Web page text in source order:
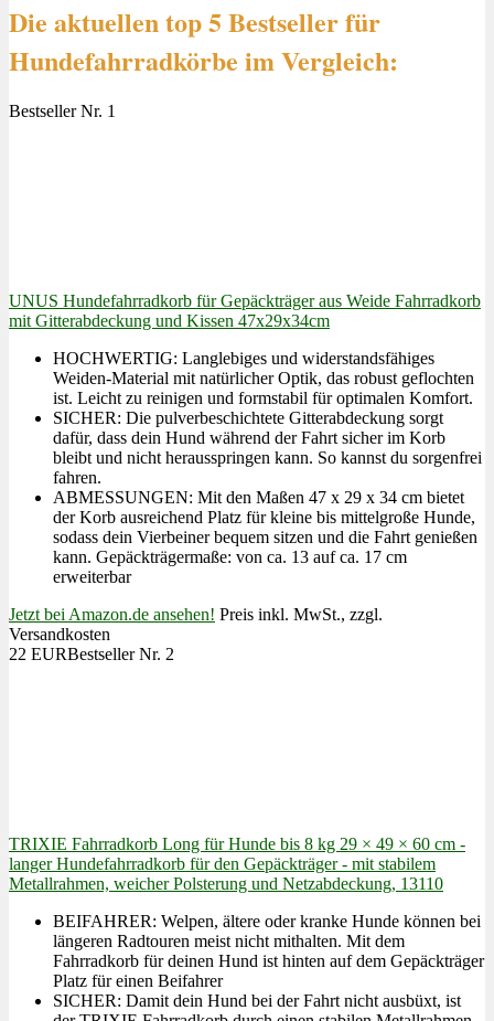
Die aktuellen top 5 Bestseller für
Hundefahrradkörbe im Vergleich:
Bestseller Nr. 1
UNUS Hundefahrradkorb für Gepäckträger aus Weide Fahrradkorb
mit Gitterabdeckung und Kissen 47x29x34cm
HOCHWERTIG: Langlebiges und widerstandsfähiges
Weiden-Material mit natürlicher Optik, das robust geflochten
ist. Leicht zu reinigen und formstabil für optimalen Komfort.
SICHER: Die pulverbeschichtete Gitterabdeckung sorgt
dafür, dass dein Hund während der Fahrt sicher im Korb
bleibt und nicht herausspringen kann. So kannst du sorgenfrei
fahren.
ABMESSUNGEN: Mit den Maßen 47 x 29 x 34 cm bietet
der Korb ausreichend Platz für kleine bis mittelgroße Hunde,
sodass dein Vierbeiner bequem sitzen und die Fahrt genießen
kann. Gepäckträgermaße: von ca. 13 auf ca. 17 cm
erweiterbar
Jetzt bei Amazon.de ansehen! Preis inkl. MwSt., zzgl.
Versandkosten
22 EURBestseller Nr. 2
TRIXIE Fahrradkorb Long für Hunde bis 8 kg 29 × 49 × 60 cm -
langer Hundefahrradkorb für den Gepäckträger - mit stabilem
Metallrahmen, weicher Polsterung und Netzabdeckung, 13110
BEIFAHRER: Welpen, ältere oder kranke Hunde können bei
längeren Radtouren meist nicht mithalten. Mit dem
Fahrradkorb für deinen Hund ist hinten auf dem Gepäckträger
Platz für einen Beifahrer
SICHER: Damit dein Hund bei der Fahrt nicht ausbüxt, ist